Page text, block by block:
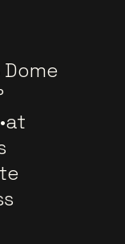
Dome